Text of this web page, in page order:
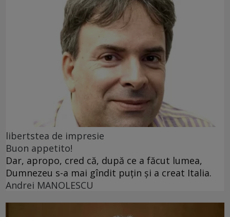
libertstea de impresie
Buon appetito!
Dar, apropo, cred că, după ce a făcut lumea,
Dumnezeu s-a mai gîndit puțin și a creat Italia.
Andrei MANOLESCU